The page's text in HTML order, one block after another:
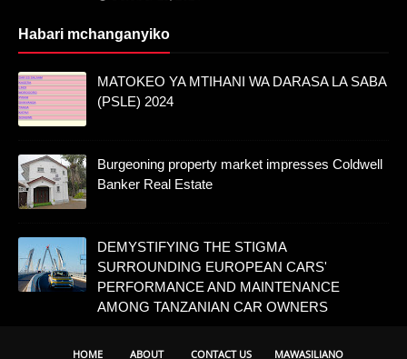
Habari mchanganyiko
MATOKEO YA MTIHANI WA DARASA LA SABA
(PSLE) 2024
Burgeoning property market impresses Coldwell
Banker Real Estate
DEMYSTIFYING THE STIGMA
SURROUNDING EUROPEAN CARS'
PERFORMANCE AND MAINTENANCE
AMONG TANZANIAN CAR OWNERS
HOME ABOUT CONTACT US MAWASILIANO